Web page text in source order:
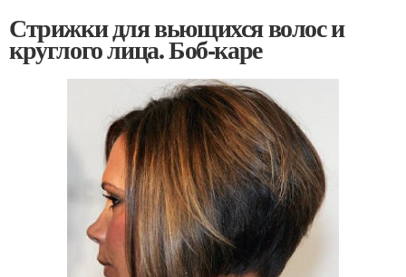
Стрижки для вьющихся волос и
круглого лица. Боб-каре